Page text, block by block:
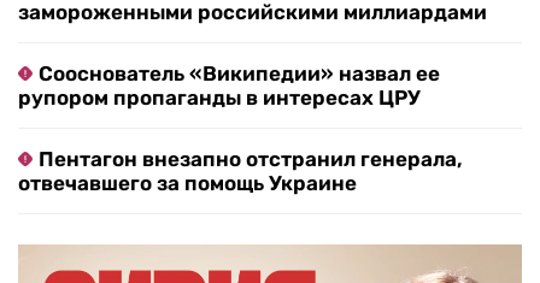
замороженными российскими миллиардами
Сооснователь «Википедии» назвал ее
рупором пропаганды в интересах ЦРУ
Пентагон внезапно отстранил генерала,
отвечавшего за помощь Украине